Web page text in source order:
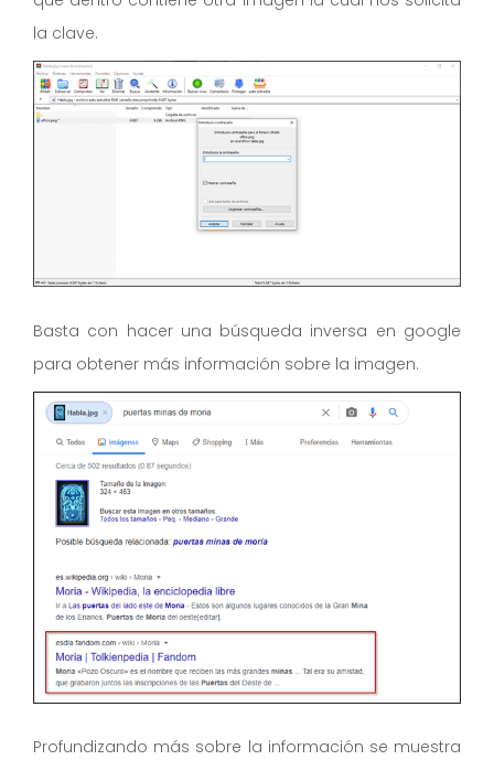
la clave.
Basta con hacer una búsqueda inversa en google
para obtener más información sobre la imagen.
Profundizando más sobre la información se muestra